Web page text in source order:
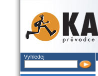
Vyhledej